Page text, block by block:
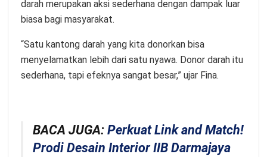
darah merupakan aksi sederhana dengan dampak luar
biasa bagi masyarakat.
“Satu kantong darah yang kita donorkan bisa
menyelamatkan lebih dari satu nyawa. Donor darah itu
sederhana, tapi efeknya sangat besar,” ujar Fina.
BACA JUGA: Perkuat Link and Match!
Prodi Desain Interior IIB Darmajaya